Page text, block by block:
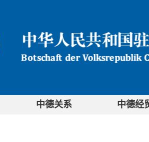
中德关系 中德经